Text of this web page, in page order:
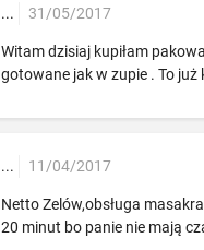
... 31/05/2017
Witam dzisiaj kupiłam
gotowane jak w zupie . To
... 11/04/2017
Netto Zelów,obsługa
20 minut bo panie nie mają